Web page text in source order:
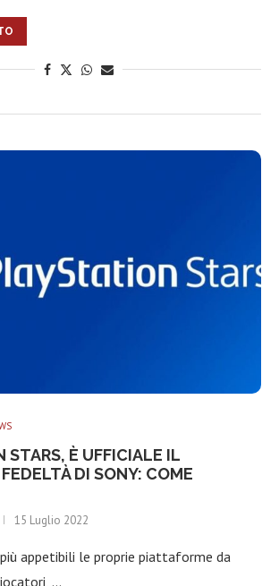
STARS, È UFFICIALE IL
DI SONY: COME
15 Luglio 2022
appetibili le proprie piattaforme da
…